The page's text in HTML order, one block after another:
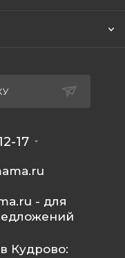
17
- для
Кудрово: